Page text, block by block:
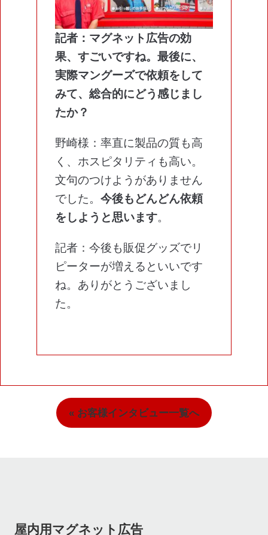
記者：マグネット広告の効
果、すごいですね。最後に、
実際マングーズで依頼をして
みて、総合的にどう感じまし
たか？
野崎様：率直に製品の質も高
く、ホスピタリティも高い。
文句のつけようがありません
でした。 今後もどんどん依頼
をしようと思います。
記者：今後も販促グッズでリ
ピーターが増えるといいです
ね。ありがとうございまし
た。
« お客様インタビュー一覧へ
屋内用マグネット広告